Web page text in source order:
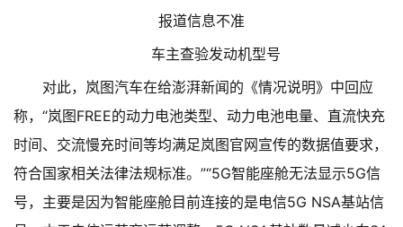
车主查验发动机型号
对此，岚图汽车在给澎湃新闻的《情况说明》中回应
称，“岚图FREE的动力电池类型、动力电池电量、直流快充
时间、交流慢充时间等均满足岚图官网宣传的数据值要求，
符合国家相关法律法规标准。”“5G智能座舱无法显示5G信
号，主要是因为智能座舱目前连接的是电信5G NSA基站信